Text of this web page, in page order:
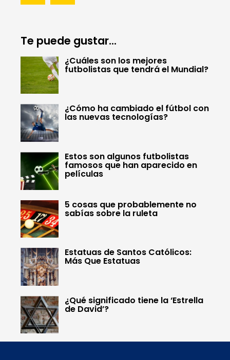
Te puede gustar...
¿Cuáles son los mejores
futbolistas que tendrá el Mundial?
¿Cómo ha cambiado el fútbol con
las nuevas tecnologías?
Estos son algunos futbolistas
famosos que han aparecido en
películas
5 cosas que probablemente no
sabías sobre la ruleta
Estatuas de Santos Católicos:
Más Que Estatuas
¿Qué significado tiene la ‘Estrella
de David’?